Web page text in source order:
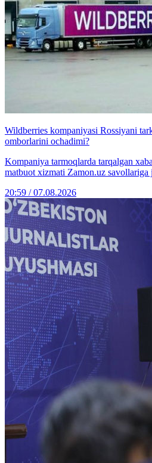
Wildberries kompaniyasi Rossiyani
omborlarini ochadimi?
Kompaniya tarmoqlarda tarqalgan
matbuot xizmati Zamon.uz savollariga
20:59 / 07.08.2026